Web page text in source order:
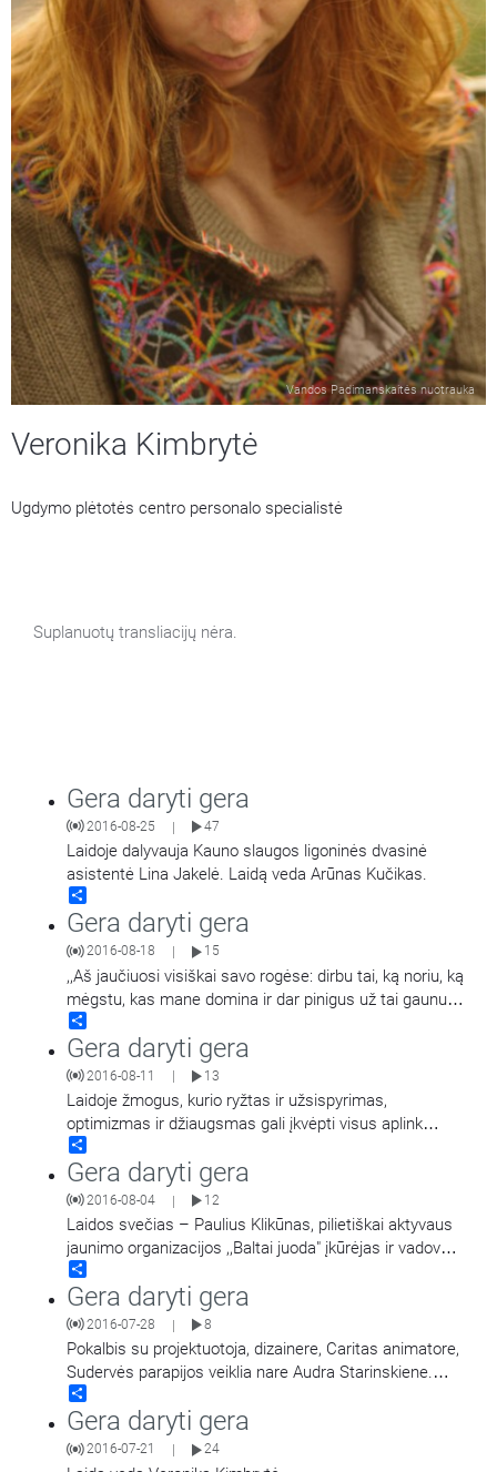
Vandos Padimanskaitės nuotrauka
Veronika Kimbrytė
Ugdymo plėtotės centro personalo specialistė
Suplanuotų transliacijų nėra.
Gera daryti gera
2016-08-25 | 47
Laidoje dalyvauja Kauno slaugos ligoninės dvasinė
asistentė Lina Jakelė. Laidą veda Arūnas Kučikas.
Gera daryti gera
2016-08-18 15
,,Aš jaučiuosi visiškai savo rogėse: dirbu tai, ką noriu, ką
mėgstu, kas mane domina ir dar pinigus už tai gaunu",
…
Gera daryti gera
2016-08-11 13
Laidoje žmogus, kurio ryžtas ir užsispyrimas,
optimizmas ir džiaugsmas gali įkvėpti visus aplink
esančius. Žmogus, kuris gali apkabinti širdimi.
Justas…
Gera daryti gera
2016-08-04 | 12
Laidos svečias – Paulius Klikūnas, pilietiškai aktyvaus
jaunimo organizacijos ,,Baltai juoda" įkūrėjas ir vadovas
bei Kauno apskrities Vyriausiojo policijos komisariato
Imuniteto…
Gera daryti gera
2016-07-28 | 8
Pokalbis su projektuotoja, dizainere, Caritas animatore,
Sudervės parapijos veiklia nare Audra Starinskiene.
Laidą veda Veronika Kimbrytė.
Gera daryti gera
2016-07-21 24